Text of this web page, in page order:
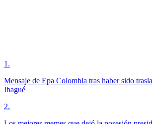
1 .
Mensaje de Epa Colombia tras haber sido
Ibagué
2.